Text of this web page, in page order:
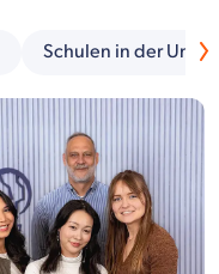
Schulen in der